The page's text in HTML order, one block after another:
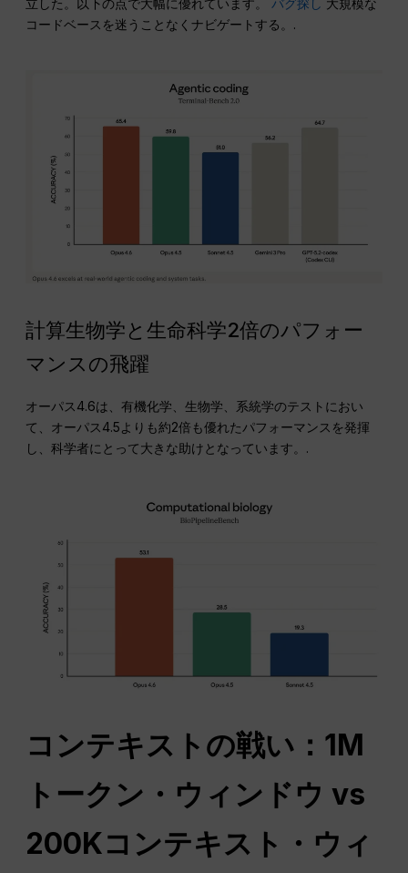
コードベースを迷うことなくナビゲートする。.
計算生物学と生命科学2倍のパフォー
マンスの飛躍
オーパス4.6は、有機化学、生物学、系統学のテストにおい
て、オーパス4.5よりも約2倍も優れたパフォーマンスを発揮
し、科学者にとって大きな助けとなっています。.
コンテキストの戦い：1M
トークン・ウィンドウ vs
200Kコンテキスト・ウィ